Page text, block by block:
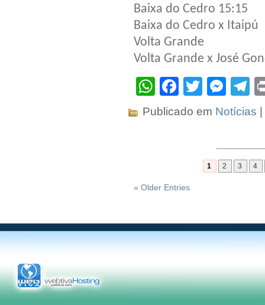
Baixa do Cedro 15:15
Baixa do Cedro x Itaipú
Volta Grande
Volta Grande x José
WhatsApp
Facebook
Twitter
Publicado em Notícias |
1 2 3 4
« Older Entries